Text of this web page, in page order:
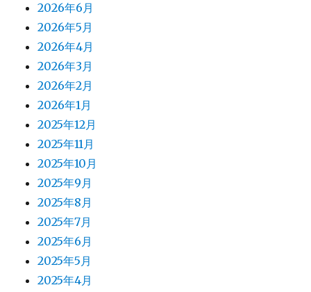
2026年6月
2026年5月
2026年4月
2026年3月
2026年2月
2026年1月
2025年12月
2025年11月
2025年10月
2025年9月
2025年8月
2025年7月
2025年6月
2025年5月
2025年4月